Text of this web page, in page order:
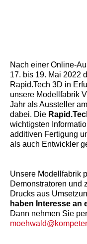
Nach einer Online-
17. bis 19. Mai 2022
Rapid.Tech 3D in
unsere Modellfabrik
Jahr als Aussteller
dabei. Die
wichtigsten
additiven Fertigung
als auch Entwickler
Unsere Modellfabrik
Demonstratoren und
Drucks aus
haben Interesse an
Dann nehmen Sie